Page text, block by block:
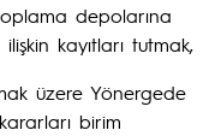
depolarına
kayıtları tutmak,
üzere Yönergede
birim